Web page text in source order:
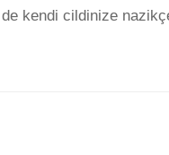
kendi cildinize